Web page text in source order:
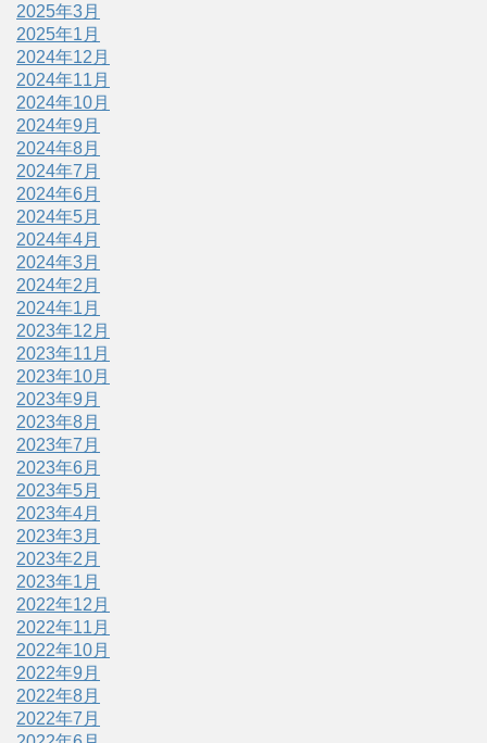
2025年3月
2025年1月
2024年12月
2024年11月
2024年10月
2024年9月
2024年8月
2024年7月
2024年6月
2024年5月
2024年4月
2024年3月
2024年2月
2024年1月
2023年12月
2023年11月
2023年10月
2023年9月
2023年8月
2023年7月
2023年6月
2023年5月
2023年4月
2023年3月
2023年2月
2023年1月
2022年12月
2022年11月
2022年10月
2022年9月
2022年8月
2022年7月